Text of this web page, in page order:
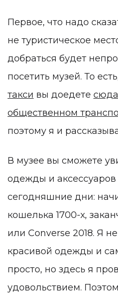
Первое, что надо
не туристическое
добраться будет
посетить музей. То
такси вы доедете сюда
общественном
поэтому я и
В музее вы сможете
одежды и аксессуаров
сегодняшние дни:
кошелька 1700-х,
или Converse 2018. Я
красивой одежды и
просто, но здесь я
удовольствием.